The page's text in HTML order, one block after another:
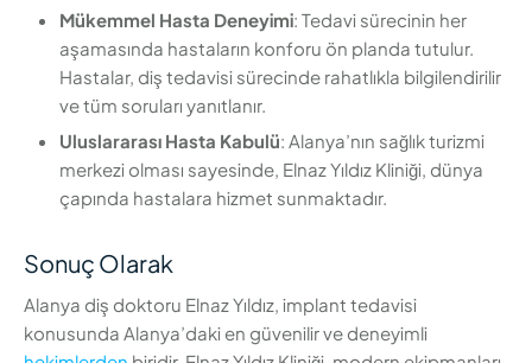
Mükemmel Hasta Deneyimi: Tedavi sürecinin her
aşamasında hastaların konforu ön planda tutulur.
Hastalar, diş tedavisi sürecinde rahatlıkla bilgilendirilir
ve tüm soruları yanıtlanır.
Uluslararası Hasta Kabulü: Alanya’nın sağlık turizmi
merkezi olması sayesinde, Elnaz Yıldız Kliniği, dünya
çapında hastalara hizmet sunmaktadır.
Sonuç Olarak
Alanya diş doktoru Elnaz Yıldız, implant tedavisi
konusunda Alanya’daki en güvenilir ve deneyimli